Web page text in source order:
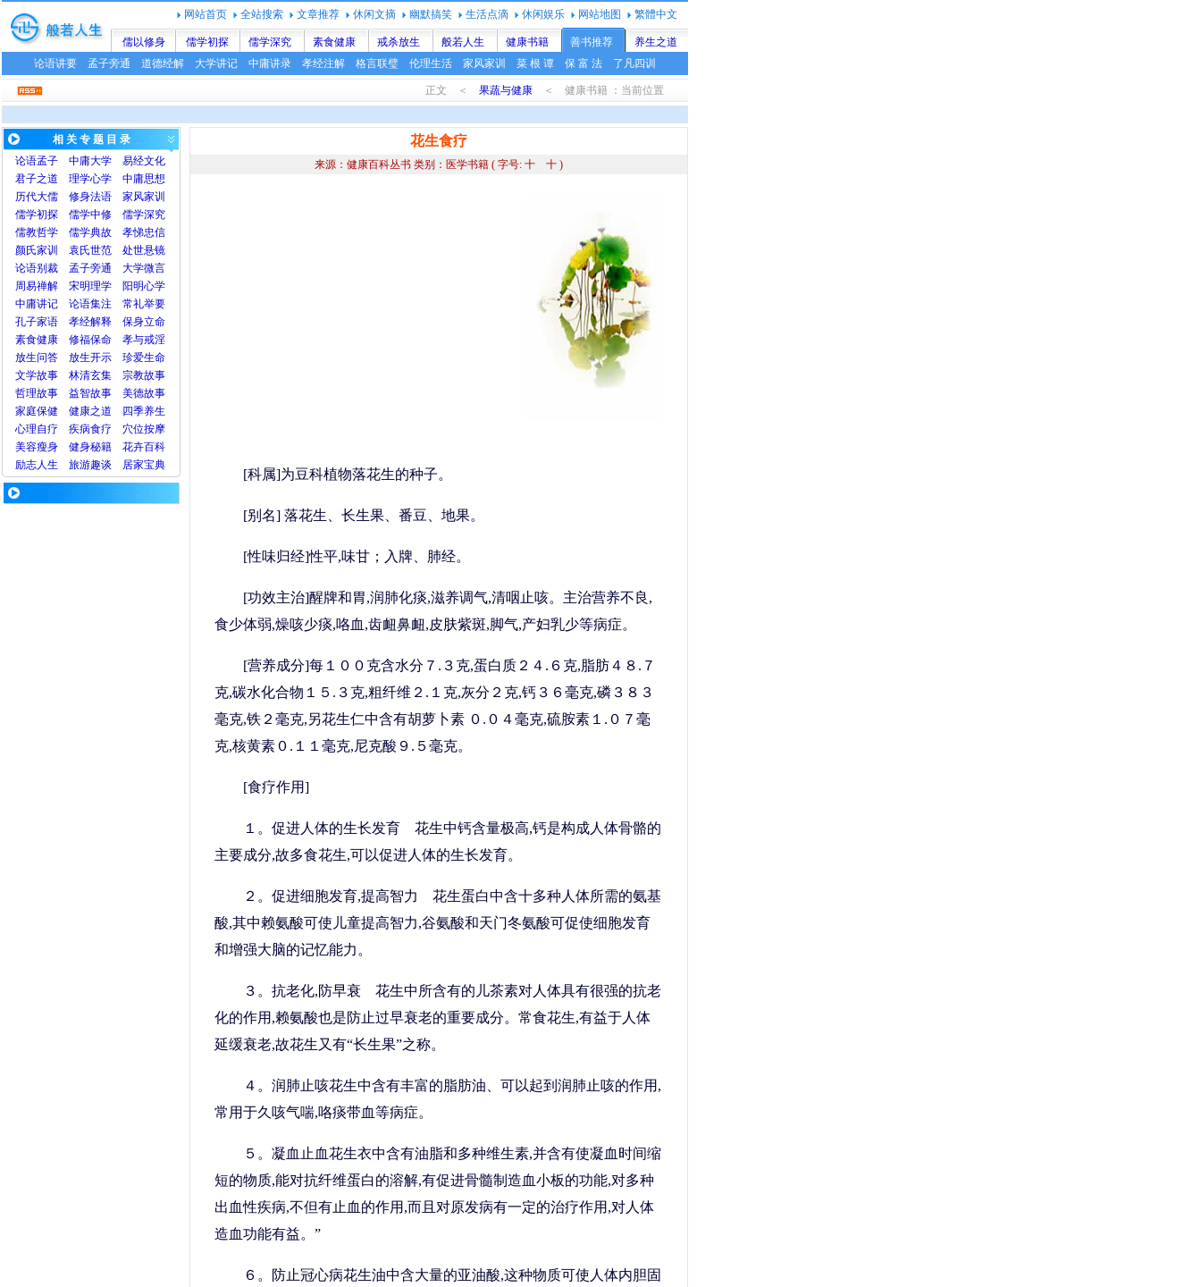
网站首页 全站搜索 文章推荐 休闲文摘 幽默搞笑 生活点滴 休闲娱乐 网站地图 繁體中文
儒以修身 儒学初探 儒学深究 素食健康 戒杀放生 般若人生 健康书籍 善书推荐
养生之道
论语讲要
孟子旁通 道德经解 大学讲记 中庸讲录 孝经注解 格言联璧 伦理生活 家风家训 菜 根 谭 保 富 法 了凡四训
正文 ＜ 果蔬与健康 ＜ 健康书籍 ：当前位置
相 关 专 题 目 录
论语孟子 中庸大学
易经文化
君子之道
理学心学
中庸思想
历代大儒
修身法语
家风家训
儒学初探
儒学中修
儒学深究
儒教哲学
儒学典故
孝悌忠信
颜氏家训
袁氏世范
处世悬镜
论语别裁
孟子旁通
大学微言
周易禅解
宋明理学
阳明心学
中庸讲记
论语集注
常礼举要
孔子家语
孝经解释
保身立命
素食健康
修福保命
孝与戒淫
放生问答
放生开示
珍爱生命
文学故事
林清玄集
宗教故事
哲理故事
益智故事
美德故事
家庭保健
健康之道
四季养生
心理自疗 疾病食疗 穴位按摩
美容瘦身 健身秘籍 花卉百科
励志人生
旅游趣谈 居家宝典
花生食疗
来源：健康百科丛书 类别：医学书籍 ( 字号: 十 十 )
[科属]为豆科植物落花生的种子。
[别名] 落花生、长生果、番豆、地果。
[性味归经]性平,味甘；入牌、肺经。
[功效主治]醒牌和胃,润肺化痰,滋养调气,清咽止咳。主治营养不良,
食少体弱,燥咳少痰,咯血,齿衄鼻衄,皮肤紫斑,脚气,产妇乳少等病症。
[营养成分]每１００克含水分７.３克,蛋白质２４.６克,脂肪４８.７
克,碳水化合物１５.３克,粗纤维２.１克,灰分２克,钙３６毫克,磷３８３
毫克,铁２毫克,另花生仁中含有胡萝卜素 ０.０４毫克,硫胺素１.０７毫
克,核黄素０.１１毫克,尼克酸９.５毫克。
[食疗作用]
１。促进人体的生长发育 花生中钙含量极高,钙是构成人体骨骼的
主要成分,故多食花生,可以促进人体的生长发育。
２。促进细胞发育,提高智力 花生蛋白中含十多种人体所需的氨基
酸,其中赖氨酸可使儿童提高智力,谷氨酸和天门冬氨酸可促使细胞发育
和增强大脑的记忆能力。
３。抗老化,防早衰 花生中所含有的儿茶素对人体具有很强的抗老
化的作用,赖氨酸也是防止过早衰老的重要成分。常食花生,有益于人体
延缓衰老,故花生又有“长生果”之称。
４。润肺止咳花生中含有丰富的脂肪油、可以起到润肺止咳的作用,
常用于久咳气喘,咯痰带血等病症。
５。凝血止血花生衣中含有油脂和多种维生素,并含有使凝血时间缩
短的物质,能对抗纤维蛋白的溶解,有促进骨髓制造血小板的功能,对多种
出血性疾病,不但有止血的作用,而且对原发病有一定的治疗作用,对人体
造血功能有益。”
６。防止冠心病花生油中含大量的亚油酸,这种物质可使人体内胆固